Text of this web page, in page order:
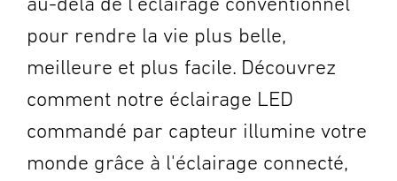
pour rendre la vie plus belle,
meilleure et plus facile. Découvrez
comment notre éclairage LED
commandé par capteur illumine votre
monde grâce à l'éclairage connecté,